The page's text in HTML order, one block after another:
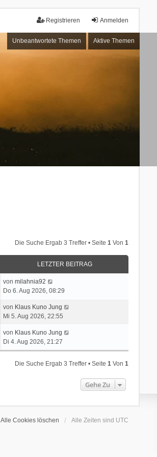
Anmelden
Registrieren
Unbeantwortete Themen Aktive Themen
Die Suche Ergab 3 Treffer • Seite1 Von1
LETZTER BEITRAG
von milahnia92
Do 6. Aug 2026, 08:29
von Klaus Kuno Jung
Mi 5. Aug 2026, 22:55
von Klaus Kuno Jung
Di 4. Aug 2026, 21:27
Die Suche Ergab 3 Treffer • Seite1 Von1
Gehe Zu
Alle Cookies löschen Alle Zeiten sind UTC